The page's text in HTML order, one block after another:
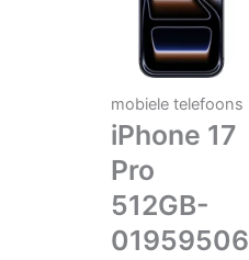
mobiele telefoons
iPhone 17
Pro
512GB-
01959506